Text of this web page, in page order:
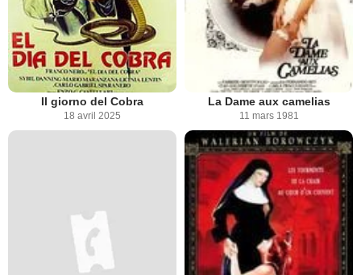
Il giorno del Cobra
18 avril 2025
La Dame aux camelias
11 mars 1981